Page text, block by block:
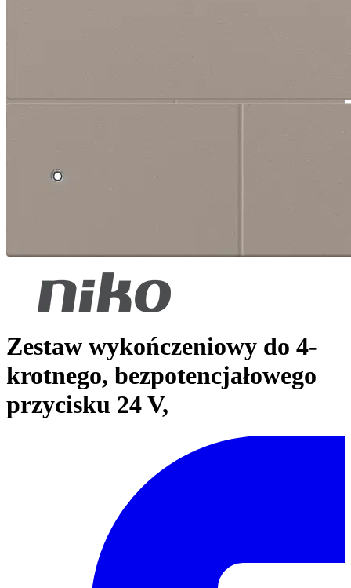
Zestaw wykończeniowy do 4-
krotnego, bezpotencjałowego
przycisku 24 V,